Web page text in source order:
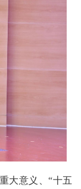
大意义、“十五